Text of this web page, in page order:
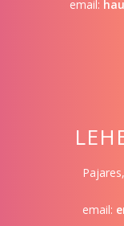
email:
email: